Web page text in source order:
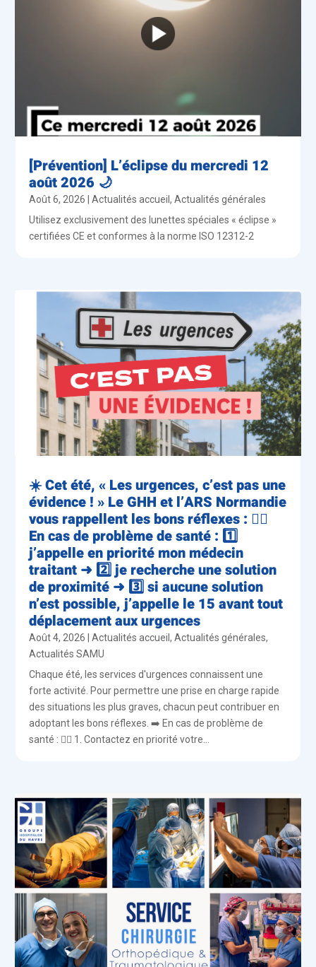
[Prévention] L’éclipse du mercredi 12
août 2026 🌙
Août 6, 2026 |Actualités accueil,Actualités générales
Utilisez exclusivement des lunettes spéciales « éclipse »
certifiées CE et conformes à la norme ISO 12312-2
☀️ Cet été, « Les urgences, c’est pas une
évidence ! » Le GHH et l’ARS Normandie
vous rappellent les bons réflexes : 👨‍⚕️
En cas de problème de santé : 1️⃣
j’appelle en priorité mon médecin
traitant ➜ 2️⃣ je recherche une solution
de proximité ➜ 3️⃣ si aucune solution
n’est possible, j’appelle le 15 avant tout
déplacement aux urgences
Août 4, 2026 |Actualités accueil,Actualités générales,
Actualités SAMU
Chaque été, les services d'urgences connaissent une
forte activité. Pour permettre une prise en charge rapide
des situations les plus graves, chacun peut contribuer en
adoptant les bons réflexes. ➡️ En cas de problème de
santé : 👨‍⚕️ 1. Contactez en priorité votre...